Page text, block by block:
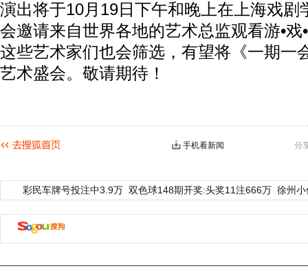
演出将于10月19日下午和晚上在上海戏剧
会邀请来自世界各地的艺术总监观看游•戏
这些艺术家们也会筛选，有望将《一期一
艺术盛会。敬请期待！
分
手机看新闻
彩民车牌号投注中3.9万 双色球148期开奖:头奖11注666万 徐州